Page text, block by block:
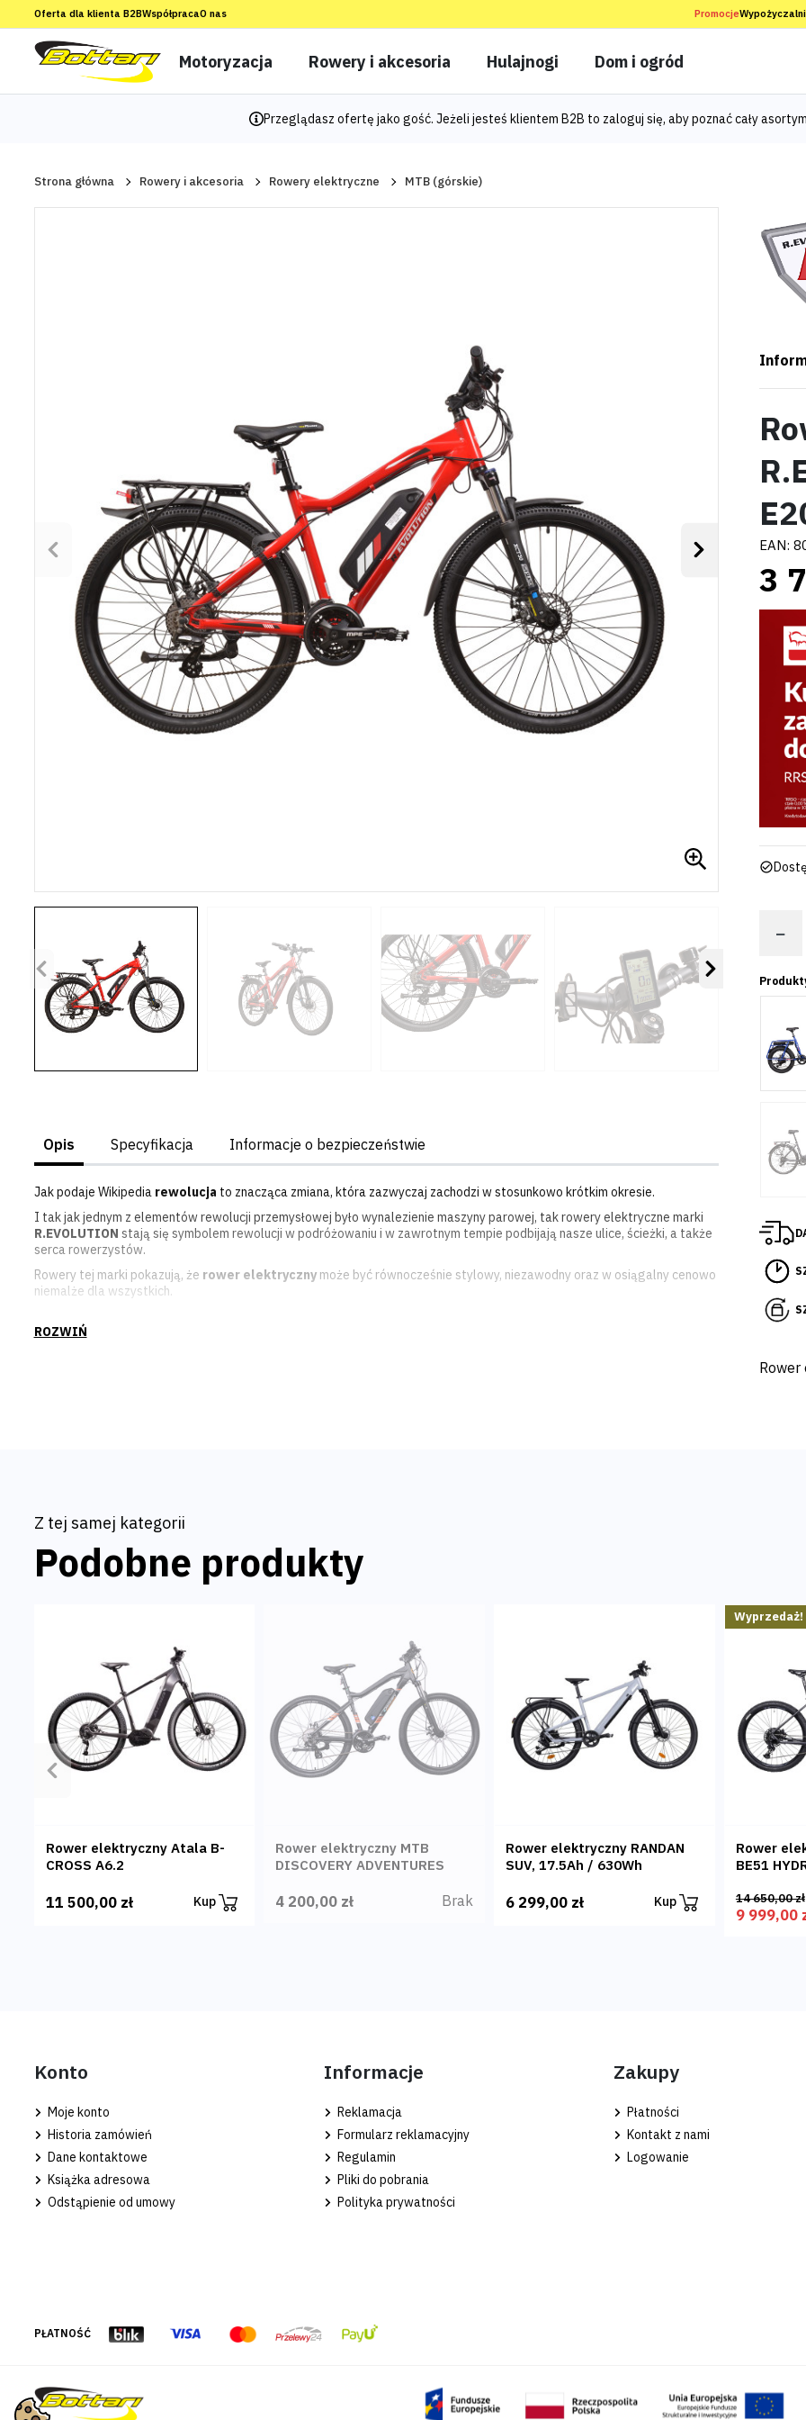
Oferta dla klienta B2BWspółpracaO nas Promocje
Motoryzacja Rowery i akcesoria Hulajnogi Dom i ogród
Przeglądasz ofertę jako gość. Jeżeli jesteś klientem B2B to zaloguj się, aby poznać cały
Strona główna Rowery i akcesoria Rowery elektryczne MTB (górskie)
Poprzedni Następny
Poprzedni Następny
Opis Specyfikacja Informacje o bezpieczeństwie
Jak podaje Wikipedia rewolucja to znacząca zmiana, która zazwyczaj zachodzi w stosunkowo krótkim okresie.
I tak jak jednym z elementów rewolucji przemysłowej było wynalezienie maszyny parowej, tak rowery elektryczne marki
R.EVOLUTION stają się symbolem rewolucji w podróżowaniu i w zawrotnym tempie podbijają nasze ulice, ścieżki, a także
serca rowerzystów.
Rowery tej marki pokazują, że rower elektrycznymoże być równocześnie stylowy, niezawodny oraz w osiągalny cenowo
niemalże dla wszystkich.
potrzeb.
EAN:
3
−
Z tej samej kategorii
Podobne produkty
Poprzedni
Rower elektryczny Atala B-
CROSS A6.2
11 500,00 zł Kup
Rower elektryczny MTB
DISCOVERY ADVENTURES
4 200,00 zł Brak
Rower elektryczny RANDAN
SUV, 17.5Ah / 630Wh
6 299,00 zł Kup
Wyprzedaż!
Rower
BE51
14 650,00 zł
9 999,00
Konto
Moje konto
Historia zamówień
Dane kontaktowe
Książka adresowa
Odstąpienie od umowy
Informacje
Reklamacja
Formularz reklamacyjny
Regulamin
Pliki do pobrania
Polityka prywatności
Zakupy
Płatności
Kontakt z nami
Logowanie
PŁATNOŚĆ